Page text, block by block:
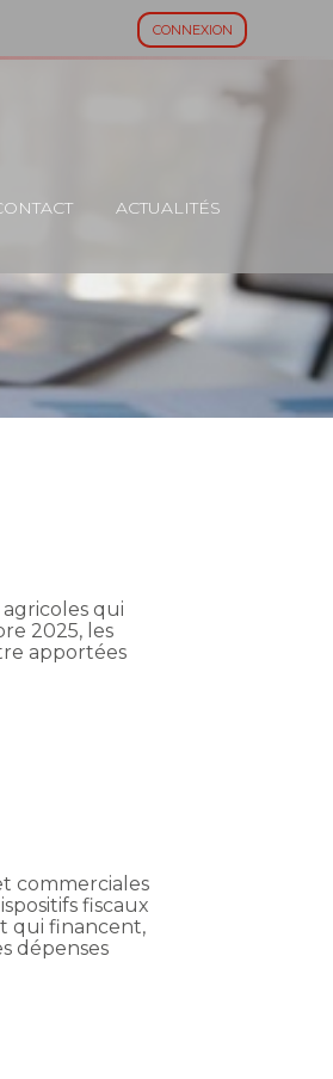
CONNEXION
ACTUALITÉS
qui
2025, les
apportées
commerciales
fiscaux
qui financent,
dépenses